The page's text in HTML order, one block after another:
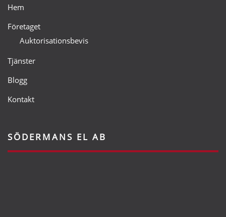
Hem
Företaget
Auktorisationsbevis
Tjänster
Blogg
Kontakt
SÖDERMANS EL AB